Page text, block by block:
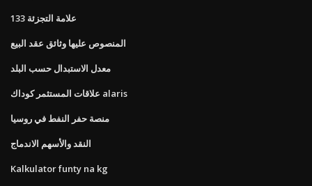
133 علامة التجزئة
المنصوص عليها وثائق عقد البيع
معدل الاستبدال حسب البلد
علاقات المستثمر كوداك alaris
منصة حفر النفط في روسيا
النقد والأسهم الاندماج
Kalkulator funty na kg